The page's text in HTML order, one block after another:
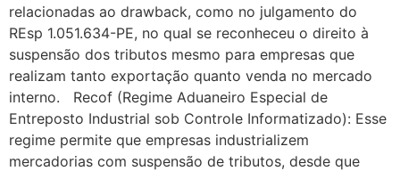
relacionadas ao drawback, como no julgamento do
REsp 1.051.634-PE, no qual se reconheceu o direito à
suspensão dos tributos mesmo para empresas que
realizam tanto exportação quanto venda no mercado
interno. Recof (Regime Aduaneiro Especial de
Entreposto Industrial sob Controle Informatizado): Esse
regime permite que empresas industrializem
mercadorias com suspensão de tributos, desde que